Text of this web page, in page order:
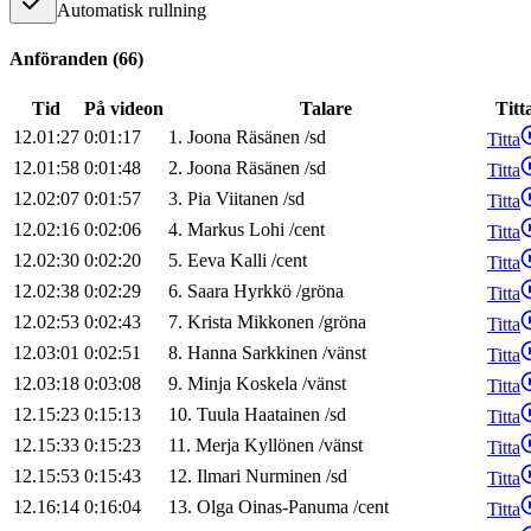
Automatisk rullning
Anföranden (66)
Tid På videon Talare
12.01:27 0:01:17 1. Joona Räsänen /sd
Titta
12.01:58 0:01:48 2. Joona Räsänen /sd
Titta
12.02:07 0:01:57 3. Pia Viitanen /sd
Titta
12.02:16 0:02:06 4. Markus Lohi /cent
Titta
12.02:30 0:02:20 5. Eeva Kalli /cent
Titta
12.02:38 0:02:29 6. Saara Hyrkkö /gröna
Titta
12.02:53 0:02:43 7. Krista Mikkonen /gröna
Titta
12.03:01 0:02:51 8. Hanna Sarkkinen /vänst
Titta
12.03:18 0:03:08 9. Minja Koskela /vänst
Titta
12.15:23 0:15:13 10. Tuula Haatainen /sd
Titta
12.15:33 0:15:23 11. Merja Kyllönen /vänst
Titta
12.15:53 0:15:43 12. Ilmari Nurminen /sd
Titta
12.16:14 0:16:04 13. Olga Oinas-Panuma /cent
Titta